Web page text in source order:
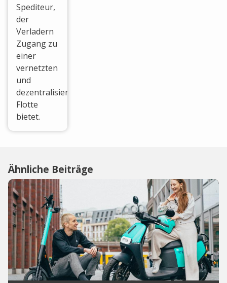
Spediteur,
der
Verladern
Zugang zu
einer
vernetzten
und
dezentralisierten
Flotte
bietet.
Ähnliche Beiträge